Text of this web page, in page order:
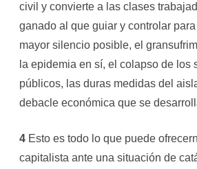
civil y convierte a las clases
ganado al que guiar y controlar
mayor silencio posible, el
la epidemia en sí, el colapso de los
públicos, las duras medidas del
debacle económica que se
4 Esto es todo lo que puede
capitalista ante una situación de